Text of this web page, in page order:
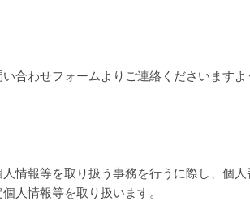
合わせフォームよりご連絡くださいます
情報等を取り扱う事務を行うに際し、個
人情報等を取り扱います。